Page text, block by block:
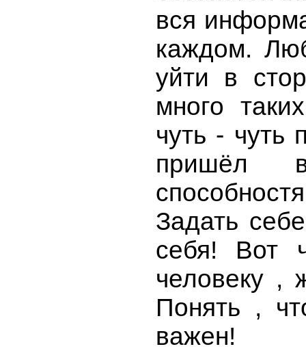
вся
каждом.
уйти в
много
чуть - чуть
пришёл
Задать
себя! Вот
человеку ,
Понять ,
важен!